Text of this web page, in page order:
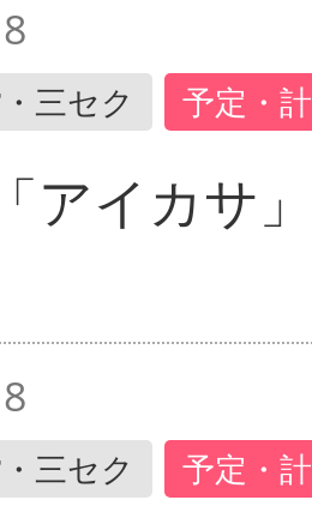
三セク 予定・
イカサ
三セク 予定・